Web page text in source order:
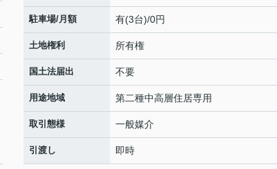
駐車場/月額 有(3台)/0円
土地権利 所有権
国土法届出 不要
用途地域 第二種中高層住居専用
取引態様 一般媒介
引渡し 即時